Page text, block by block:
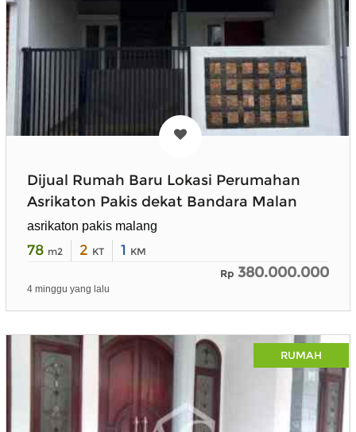
Dijual Rumah Baru Lokasi Perumahan
Asrikaton Pakis dekat Bandara Malan
asrikaton pakis malang
78 m2 2 KT 1 KM
Rp 380.000.000
4 minggu yang lalu
RUMAH